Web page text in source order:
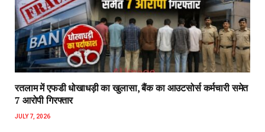
रतलाम में एफडी धोखाधड़ी का खुलासा, बैंक का आउटसोर्स कर्मचारी समेत
7 आरोपी गिरफ्तार
JULY 7, 2026